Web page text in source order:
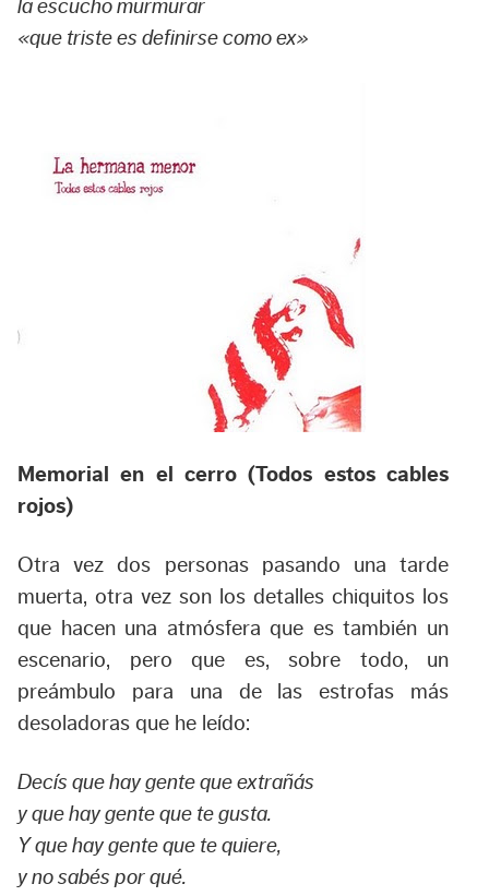
la escucho murmurar
«que triste es definirse como ex»
Memorial en el cerro (Todos estos cables
rojos)
Otra vez dos personas pasando una tarde
muerta, otra vez son los detalles chiquitos los
que hacen una atmósfera que es también un
escenario, pero que es, sobre todo, un
preámbulo para una de las estrofas más
desoladoras que he leído:
Decís que hay gente que extrañás
y que hay gente que te gusta.
Y que hay gente que te quiere,
y no sabés por qué.